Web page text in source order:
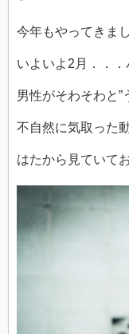
今年もやってきま
いよいよ2月．．．
男性がそわそわと”
不自然に気取った
はたから見ていて